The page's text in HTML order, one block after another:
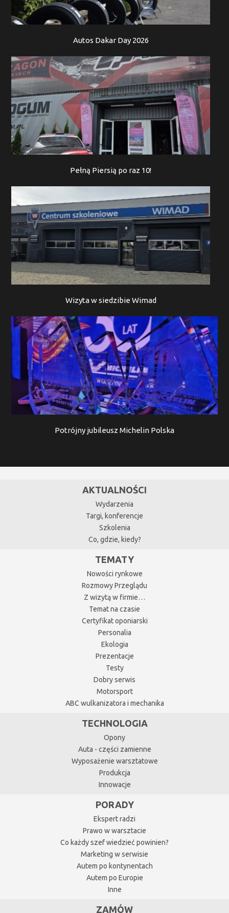
Autos Dakar Day 2026
Pełną Piersią po raz 10!
Wizyta w siedzibie Wimad
Potrójny jubileusz Michelin Polska
AKTUALNOŚCI
Wydarzenia
Targi, konferencje
Szkolenia
Co, gdzie, kiedy?
TEMATY
Nowości rynkowe
Rozmowy Przeglądu
Z wizytą w firmie…
Temat na czasie
Certyfikat oponiarski
Personalia
Ekologia
Prezentacje
Testy
Dobry serwis
Motorsport
ABC wulkanizatora i mechanika
TECHNOLOGIA
Opony
Auta - części zamienne
Wyposażenie warsztatowe
Produkcja
Innowacje
PORADY
Ekspert radzi
Prawo w warsztacie
Co każdy szef wiedzieć powinien?
Marketing w serwisie
Autem po kontynentach
Autem po Europie
Inne
ZAMÓW